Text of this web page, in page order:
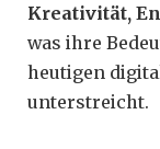
Kreativität,
was ihre
heutigen
unterstreicht.